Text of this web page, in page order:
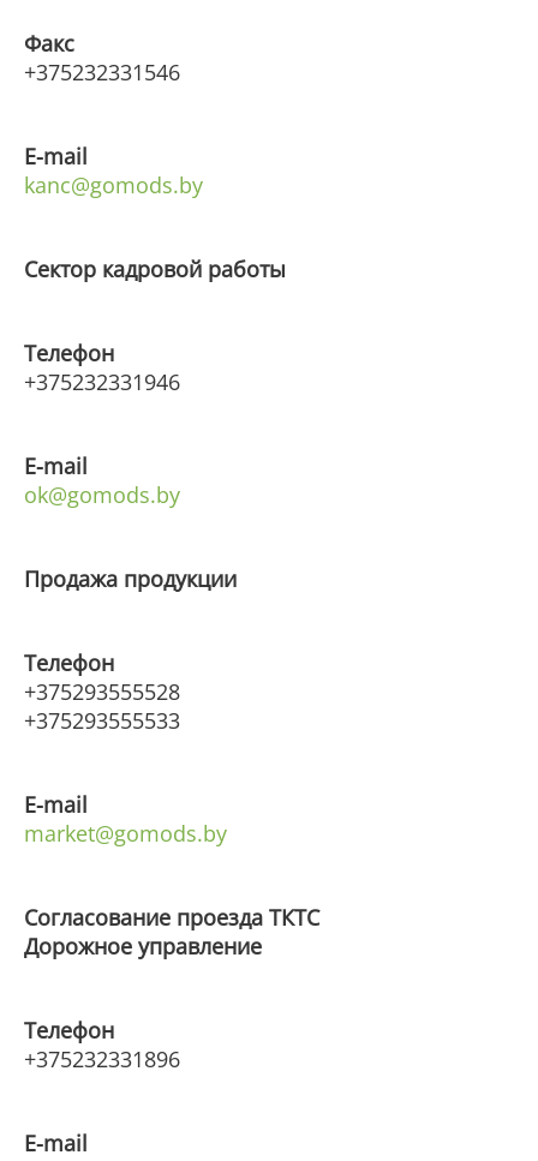
Факс
+375232331546
E-mail
kanc@gomods.by
Сектор кадровой работы
Телефон
+375232331946
E-mail
ok@gomods.by
Продажа продукции
Телефон
+375293555528
+375293555533
E-mail
market@gomods.by
Согласование проезда ТКТС
Дорожное управление
Телефон
+375232331896
E-mail